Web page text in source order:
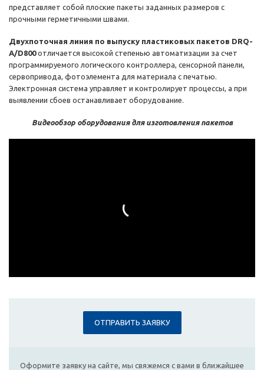
представляет собой плоские пакеты заданных размеров с
прочными герметичными швами.
Двухпоточная линия по выпуску пластиковых пакетов DRQ-
A/D800отличается высокой степенью автоматизации за счет
программируемого логического контроллера, сенсорной панели,
сервопривода, фотоэлемента для материала с печатью.
Электронная система управляет и контролирует процессы, а при
выявлении сбоев останавливает оборудование.
Видеообзор оборудования для изготовления пакетов
ОТПРАВИТЬ ЗАЯВКУ
Оформите заявку на сайте, мы свяжемся с вами в ближайшее